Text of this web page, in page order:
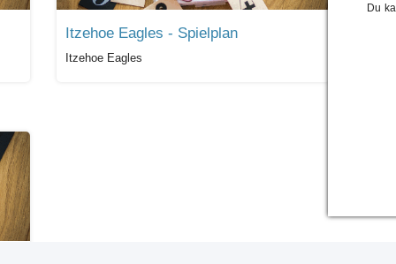
Itzehoe Eagles - Spielplan
Itzehoe Eagles
Du